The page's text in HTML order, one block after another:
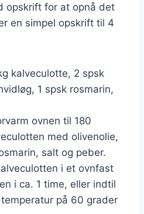
opskrift for at opnå det
en simpel opskrift til 4
kalveculotte, 2 spsk
1 spsk rosmarin,
ovnen til 180
med olivenolie,
salt og peber.
i et ovnfast
i ca. 1 time, eller indtil
på 60 grader